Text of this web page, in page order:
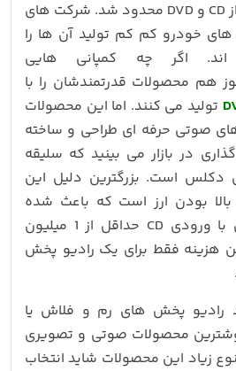
دکلس تقریبا استفاده از CD و DVD محدود شد. شرکت های
خودرو کم کم تولید آن ها را
اگر چه کمپانی هایی
هم محصولات قدرتمندشان را با
تولید می کنند. اما این محصولات
صوتی حرفه ای طراحی و ساخته
در بازار می بینید که سلیقه
دکلس است. بزرگترین دلیل این
بالا بودن ارز است که باعث شده
قیمت یک رادیو پخش با ورودی CD حداقل از 1 میلیون
هزینه فقط برای یک رادیو پخش
رادیو پخش های رم و فلاش یا
محصولات صوتی و تصویری
زیاد این محصولات شاید انتخاب